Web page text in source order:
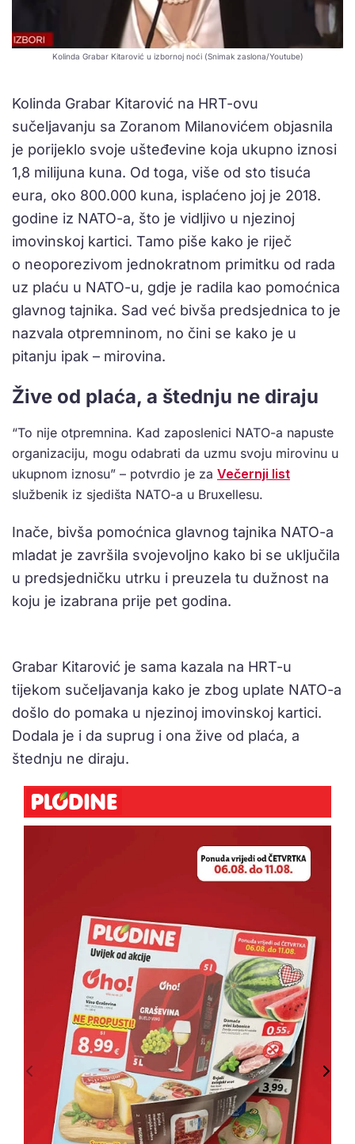
Kolinda Grabar Kitarović u izbornoj noći (Snimak zaslona/Youtube)
Kolinda Grabar Kitarović na HRT-ovu
sučeljavanju sa Zoranom Milanovićem objasnila
je porijeklo svoje ušteđevine koja ukupno iznosi
1,8 milijuna kuna. Od toga, više od sto tisuća
eura, oko 800.000 kuna, isplaćeno joj je 2018.
godine iz NATO-a, što je vidljivo u njezinoj
imovinskoj kartici. Tamo piše kako je riječ
o neoporezivom jednokratnom primitku od rada
uz plaću u NATO-u, gdje je radila kao pomoćnica
glavnog tajnika. Sad već bivša predsjednica to je
nazvala otpremninom, no čini se kako je u
pitanju ipak – mirovina.
Žive od plaća, a štednju ne diraju
“To nije otpremnina. Kad zaposlenici NATO-a napuste
organizaciju, mogu odabrati da uzmu svoju mirovinu u
ukupnom iznosu” – potvrdio je za Večernji list
službenik iz sjedišta NATO-a u Bruxellesu.
Inače, bivša pomoćnica glavnog tajnika NATO-a
mladat je završila svojevoljno kako bi se uključila
u predsjedničku utrku i preuzela tu dužnost na
koju je izabrana prije pet godina.
Grabar Kitarović je sama kazala na HRT-u
tijekom sučeljavanja kako je zbog uplate NATO-a
došlo do pomaka u njezinoj imovinskoj kartici.
Dodala je i da suprug i ona žive od plaća, a
štednju ne diraju.